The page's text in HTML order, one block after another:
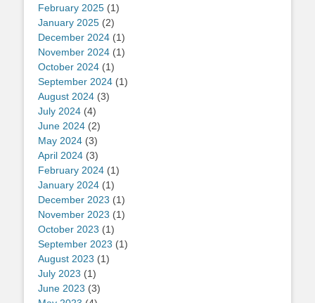
February 2025 (1)
January 2025 (2)
December 2024 (1)
November 2024 (1)
October 2024 (1)
September 2024 (1)
August 2024 (3)
July 2024 (4)
June 2024 (2)
May 2024 (3)
April 2024 (3)
February 2024 (1)
January 2024 (1)
December 2023 (1)
November 2023 (1)
October 2023 (1)
September 2023 (1)
August 2023 (1)
July 2023 (1)
June 2023 (3)